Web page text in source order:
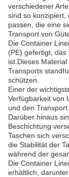
verschiedener
sind so konzipiert,
passen, die eine
Transport von
Die Container
(PE) gefertigt,
ist.Dieses
Transports
schützen.
Einer der
Verfügbarkeit von
und den
Darüber hinaus
Beschichtung
Taschen sich
die Stabilität der
während der
Die Container
erhältlich,